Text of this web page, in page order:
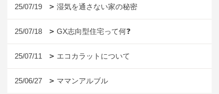
25/07/19 湿気を通さない家の秘密
25/07/18 GX志向型住宅って何❓
25/07/11 エコカラットについて
25/06/27 ママンアルブル